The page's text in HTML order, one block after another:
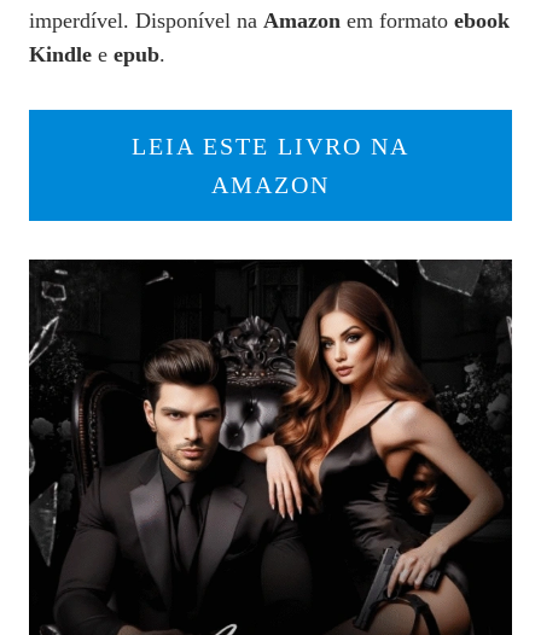
imperdível. Disponível na Amazon em formato ebook
Kindle e epub.
LEIA ESTE LIVRO NA
AMAZON